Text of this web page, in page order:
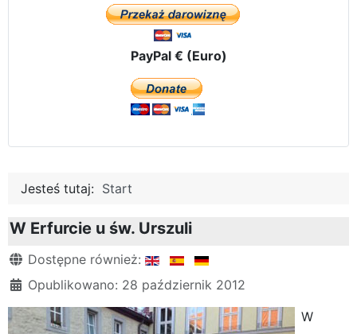
PayPal € (Euro)
Jesteś tutaj: Start
W Erfurcie u św. Urszuli
Szczegóły
Dostępne również:
Opublikowano: 28 październik 2012
W